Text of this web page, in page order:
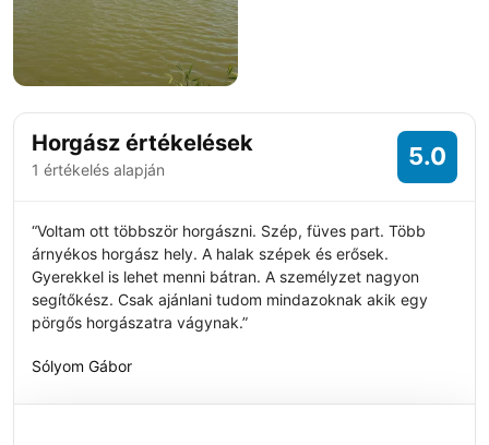
Horgász értékelések
1 értékelés alapján 5.0
“Voltam ott többször horgászni. Szép, füves part. Több
árnyékos horgász hely. A halak szépek és erősek.
Gyerekkel is lehet menni bátran. A személyzet nagyon
segítőkész. Csak ajánlani tudom mindazoknak akik egy
pörgős horgászatra vágynak.”
Sólyom Gábor